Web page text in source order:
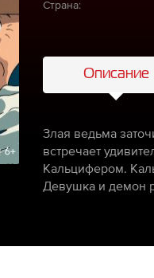
Страна:
Описание
Злая ведьма
встречает
Кальцифером.
Девушка и демон